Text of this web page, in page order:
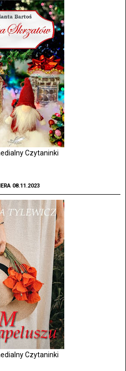
Czytaninki
08.11.2023
Czytaninki